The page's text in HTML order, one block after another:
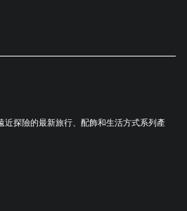
近探險的最新旅行、配飾和生活方式系列產